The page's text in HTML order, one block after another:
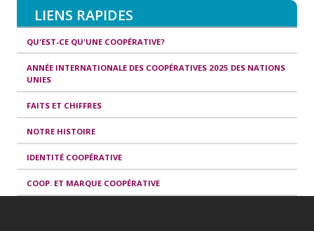
LIENS RAPIDES
QU'EST-CE QU'UNE COOPÉRATIVE?
ANNÉE INTERNATIONALE DES COOPÉRATIVES 2025 DES NATIONS
UNIES
FAITS ET CHIFFRES
NOTRE HISTOIRE
IDENTITÉ COOPÉRATIVE
COOP. ET MARQUE COOPÉRATIVE